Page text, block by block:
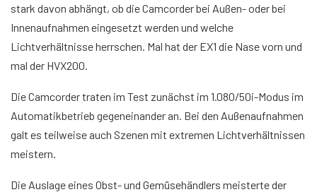
stark davon abhängt, ob die Camcorder bei Außen- oder bei
Innenaufnahmen eingesetzt werden und welche
Lichtverhältnisse herrschen. Mal hat der EX1 die Nase vorn und
mal der HVX200.
Die Camcorder traten im Test zunächst im 1.080/50i-Modus im
Automatikbetrieb gegeneinander an. Bei den Außenaufnahmen
galt es teilweise auch Szenen mit extremen Lichtverhältnissen
meistern.
Die Auslage eines Obst- und Gemüsehändlers meisterte der